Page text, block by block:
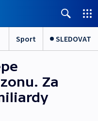
Sport SLEDOVAT
Za